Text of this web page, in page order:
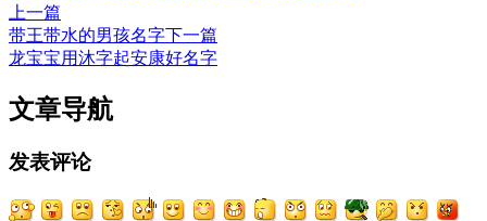
上一篇
带王带水的男孩名字下一篇
龙宝宝用沐字起安康好名字
文章导航
发表评论